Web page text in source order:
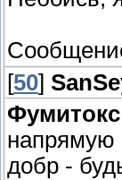
[50]
Фумитокс
напрямую
добр -